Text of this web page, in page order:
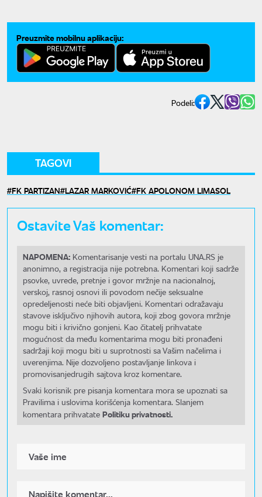
Preuzmite mobilnu aplikaciju:
Podeli:
TAGOVI
FK PARTIZAN LAZAR MARKOVIĆ FK APOLONOM LIMASOL
Ostavite Vaš komentar:
NAPOMENA: Komentarisanje vesti na portalu UNA.RS je
anonimno, a registracija nije potrebna. Komentari koji sadrže
psovke, uvrede, pretnje i govor mržnje na nacionalnoj,
verskoj, rasnoj osnovi ili povodom nečije seksualne
opredeljenosti neće biti objavljeni. Komentari odražavaju
stavove isključivo njihovih autora, koji zbog govora mržnje
mogu biti i krivično gonjeni. Kao čitatelj prihvatate
mogućnost da među komentarima mogu biti pronađeni
sadržaji koji mogu biti u suprotnosti sa Vašim načelima i
uverenjima. Nije dozvoljeno postavljanje linkova i
promovisanjedrugih sajtova kroz komentare.
Svaki korisnik pre pisanja komentara mora se upoznati sa
Pravilima i uslovima korišćenja komentara. Slanjem
komentara prihvatate Politiku privatnosti.